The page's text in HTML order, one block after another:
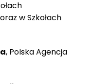
w Szkołach
, Polska Agencja